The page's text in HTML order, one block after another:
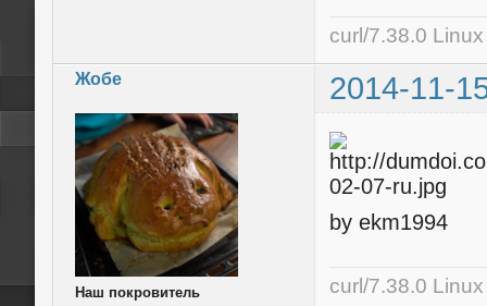
curl/7.38.0
Жобе 2014-11-
Наш покровитель
by ekm1994
curl/7.38.0